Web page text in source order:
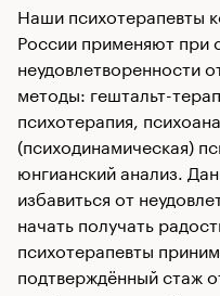
Наши психотерапевты
России применяют при
неудовлетворенности
методы: гештальт-
психотерапия,
(психодинамическая)
юнгианский анализ.
избавиться от
начать получать
психотерапевты
подтверждённый стаж